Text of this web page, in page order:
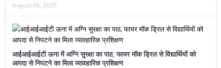
August 06, 2026
आईआईआईटी ऊना में अग्नि सुरक्षा का पाठ, फायर मॉक ड्रिल से विद्यार्थियों को
आपदा से निपटने का मिला व्यावहारिक प्रशिक्षण